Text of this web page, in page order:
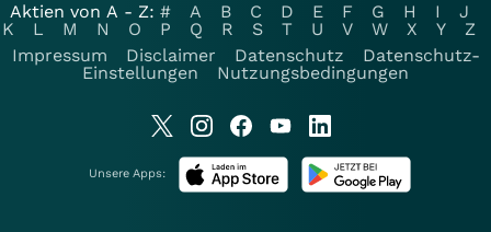
Aktien von A - Z: # A B C D E F G H I
J
K
L M N O P Q R S T U V W X Y
Z
Impressum
Disclaimer Datenschutz
Datenschutz-
Einstellungen
Nutzungsbedingungen
Unsere Apps: